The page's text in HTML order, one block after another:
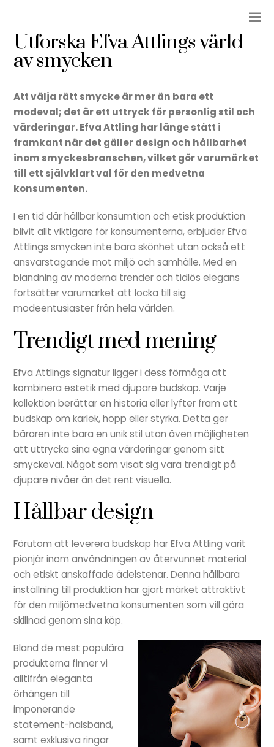
Utforska Efva Attlings värld
av smycken
Att välja rätt smycke är mer än bara ett
modeval; det är ett uttryck för personlig stil och
värderingar. Efva Attling har länge stått i
framkant när det gäller design och hållbarhet
inom smyckesbranschen, vilket gör varumärket
till ett självklart val för den medvetna
konsumenten.
I en tid där hållbar konsumtion och etisk produktion
blivit allt viktigare för konsumenterna, erbjuder Efva
Attlings smycken inte bara skönhet utan också ett
ansvarstagande mot miljö och samhälle. Med en
blandning av moderna trender och tidlös elegans
fortsätter varumärket att locka till sig
modeentusiaster från hela världen.
Trendigt med mening
Efva Attlings signatur ligger i dess förmåga att
kombinera estetik med djupare budskap. Varje
kollektion berättar en historia eller lyfter fram ett
budskap om kärlek, hopp eller styrka. Detta ger
bäraren inte bara en unik stil utan även möjligheten
att uttrycka sina egna värderingar genom sitt
smyckeval. Något som visat sig vara trendigt på
djupare nivåer än det rent visuella.
Hållbar design
Förutom att leverera budskap har Efva Attling varit
pionjär inom användningen av återvunnet material
och etiskt anskaffade ädelstenar. Denna hållbara
inställning till produktion har gjort märket attraktivt
för den miljömedvetna konsumenten som vill göra
skillnad genom sina köp.
Bland de mest populära
produkterna finner vi
alltifrån eleganta
örhängen till
imponerande
statement-halsband,
samt exklusiva ringar